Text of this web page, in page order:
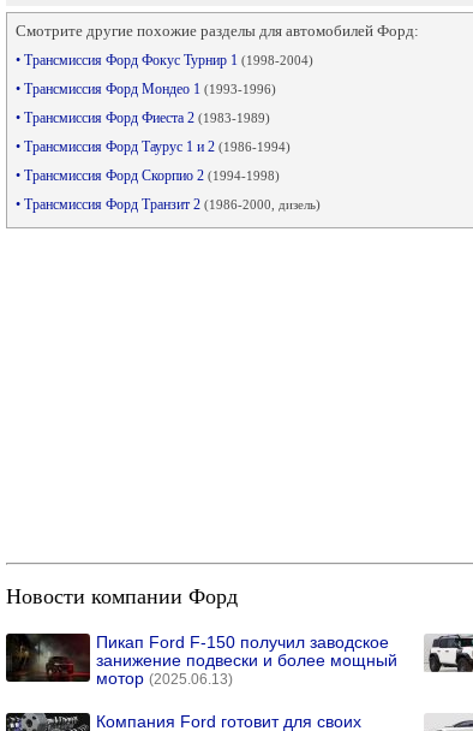
Смотрите другие похожие разделы для автомобилей Форд:
• Трансмиссия Форд Фокус Турнир 1 (1998-2004)
• Трансмиссия Форд Мондео 1 (1993-1996)
• Трансмиссия Форд Фиеста 2 (1983-1989)
• Трансмиссия Форд Таурус 1 и 2 (1986-1994)
• Трансмиссия Форд Скорпио 2 (1994-1998)
• Трансмиссия Форд Транзит 2 (1986-2000, дизель)
Новости компании Форд
Пикап Ford F-150 получил заводское
занижение подвески и более мощный
мотор (2025.06.13)
Компания Ford готовит для своих